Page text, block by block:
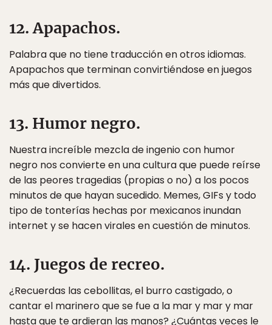
12. Apapachos.
Palabra que no tiene traducción en otros idiomas.
Apapachos que terminan convirtiéndose en juegos
más que divertidos.
13. Humor negro.
Nuestra increíble mezcla de ingenio con humor
negro nos convierte en una cultura que puede reírse
de las peores tragedias (propias o no) a los pocos
minutos de que hayan sucedido. Memes, GIFs y todo
tipo de tonterías hechas por mexicanos inundan
internet y se hacen virales en cuestión de minutos.
14. Juegos de recreo.
¿Recuerdas las cebollitas, el burro castigado, o
cantar el marinero que se fue a la mar y mar y mar
hasta que te ardieran las manos? ¿Cuántas veces le